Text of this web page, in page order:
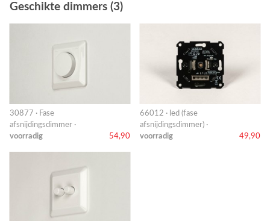
Geschikte dimmers (3)
30877 · Fase
afsnijdingsdimmer ·
voorradig
54,90
66012 · led (fase
afsnijdingsdimmer) ·
voorradig
49,90